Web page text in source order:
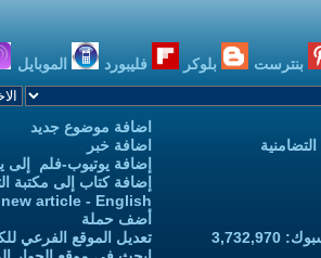
بنترست بلوكر فليبورد الموبايل
اضافة موضوع جديد
اضافة خبر
إضافة يوتيوب-فلم إلى
إضافة كتاب إلى مكتبة
article - English
أضف حملة
تعديل الموقع الفرعي